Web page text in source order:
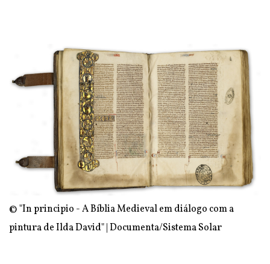
© "In principio - A Bíblia Medieval em diálogo com a
pintura de Ilda David" | Documenta/Sistema Solar